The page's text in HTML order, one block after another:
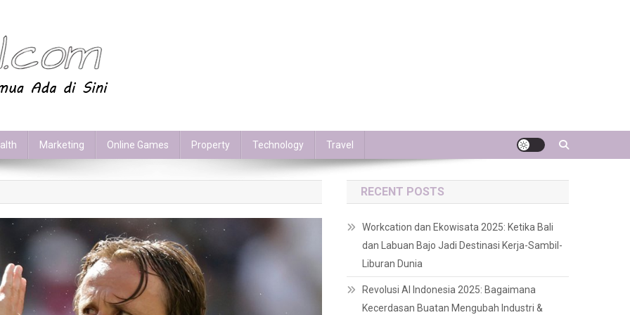
Marketing Online Games Property Technology Travel
RECENT POSTS
Workcation dan Ekowisata 2025: Ketika Bali
dan Labuan Bajo Jadi Destinasi Kerja-Sambil-
Liburan Dunia
Revolusi AI Indonesia 2025: Bagaimana
Kecerdasan Buatan Mengubah Industri &